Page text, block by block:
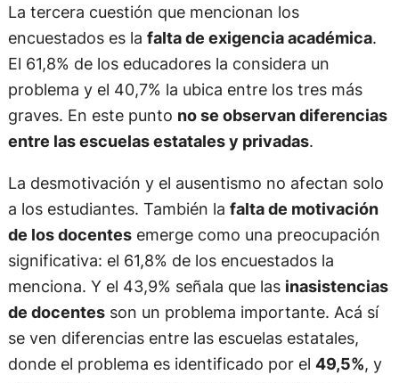
La tercera cuestión que mencionan los
encuestados es la falta de exigencia académica.
El 61,8% de los educadores la considera un
problema y el 40,7% la ubica entre los tres más
graves. En este punto no se observan diferencias
entre las escuelas estatales y privadas.
La desmotivación y el ausentismo no afectan solo
a los estudiantes. También la falta de motivación
de los docentesemerge como una preocupación
significativa: el 61,8% de los encuestados la
menciona. Y el 43,9% señala que las inasistencias
de docentesson un problema importante. Acá sí
se ven diferencias entre las escuelas estatales,
donde el problema es identificado por el 49,5%, y